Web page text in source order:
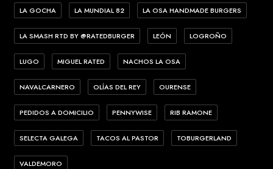
LA GOCHA LA MUNDIAL 82 LA OSA HANDMADE BURGERS
LA SMASH RTD BY @RATEDBURGER LEÓN LOGROÑO
LUGO MIGUEL RATED NACHOS LA OSA
NAVALCARNERO OLÍAS DEL REY OURENSE
PEDIDOS A DOMICILIO PENNYWISE RIB RAMONE
SELECTA GALEGA TACOS AL PASTOR TOBURGERLAND
VALDEMORO